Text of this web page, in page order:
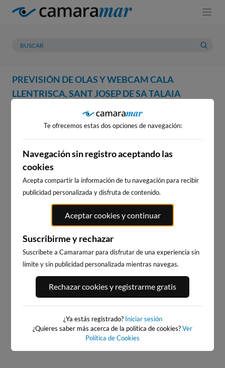
PREVISIÓN DE OLAS Y WEBCAM CALA
LLENTRISCA, SANT JOSEP DE SA TALAIA
PREVISIÓN METEOROLOGÍA
WEBCAM CALA LLENTRISCA,
SANT JOSEP DE SA TALAIA
WEBCAMS CERCANAS
PLAYA DE LA GRAVA
93km · Xàbia-Jávea
0.1 m CHOPI
PLAYA DE LA RODA
0.1 m CHOPI
Te ofrecemos estas dos opciones de navegación:
Navegación sin registro aceptando las
cookies
Acepta compartir la información de tu navegación para recibir
publicidad personalizada y disfruta de contenido.
Aceptar cookies y continuar
Suscribirme y rechazar
Suscríbete a Camaramar para disfrutar de una experiencia sin
límite y sin publicidad personalizada mientras navegas.
Rechazar cookies y registrarme gratis
¿Ya estás registrado? Iniciar sesión
¿Quieres saber más acerca de la política de cookies?Ver
Política de Cookies